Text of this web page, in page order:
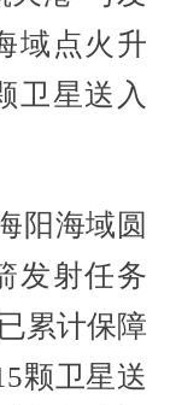
域点火升
卫星送入
海域圆
发射任务
累计保障
颗卫星送